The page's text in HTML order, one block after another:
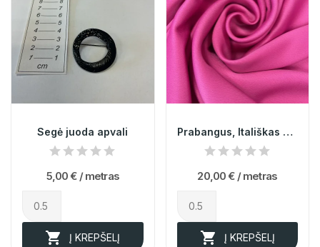
Segė juoda apvali
5,00 € / metras
 Į KREPŠELĮ
Prabangus, Itališkas atlasas 014671
20,00 € / metras
 Į KREPŠELĮ